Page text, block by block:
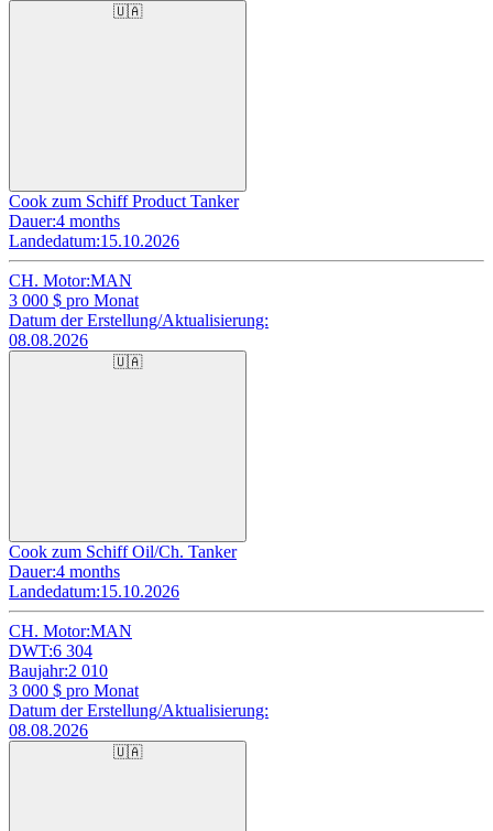
🇺🇦
Cook zum Schiff Product Tanker
Dauer:4 months
Landedatum:15.10.2026
CH. Motor:MAN
3 000 $ pro Monat
Datum der Erstellung/Aktualisierung:
08.08.2026
🇺🇦
Cook zum Schiff Oil/Ch. Tanker
Dauer:4 months
Landedatum:15.10.2026
CH. Motor:MAN
DWT:6 304
Baujahr:2 010
3 000 $ pro Monat
Datum der Erstellung/Aktualisierung:
08.08.2026
🇺🇦